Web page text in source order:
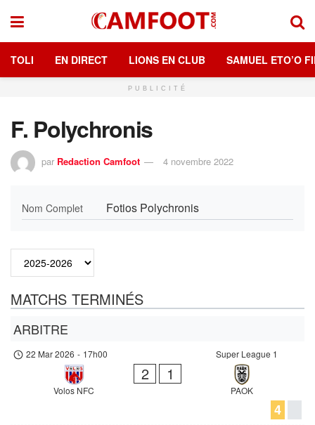
TOLI EN DIRECT LIONS EN CLUB SAMUEL ETO’O
PUBLICITÉ
F. Polychronis
par Redaction Camfoot 4 novembre 2022
Nom Complet Fotios Polychronis
MATCHS TERMINÉS
ARBITRE
Super League 1
22 Mar 2026 - 17h00
Volos NFC
2 1
PAOK
4